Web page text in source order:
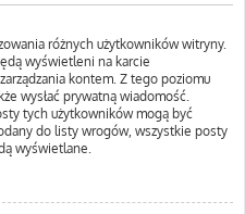
różnych użytkowników witryny.
wyświetleni na karcie
kontem. Z tego poziomu
wysłać prywatną wiadomość.
tych użytkowników mogą być
do listy wrogów, wszystkie posty
wyświetlane.